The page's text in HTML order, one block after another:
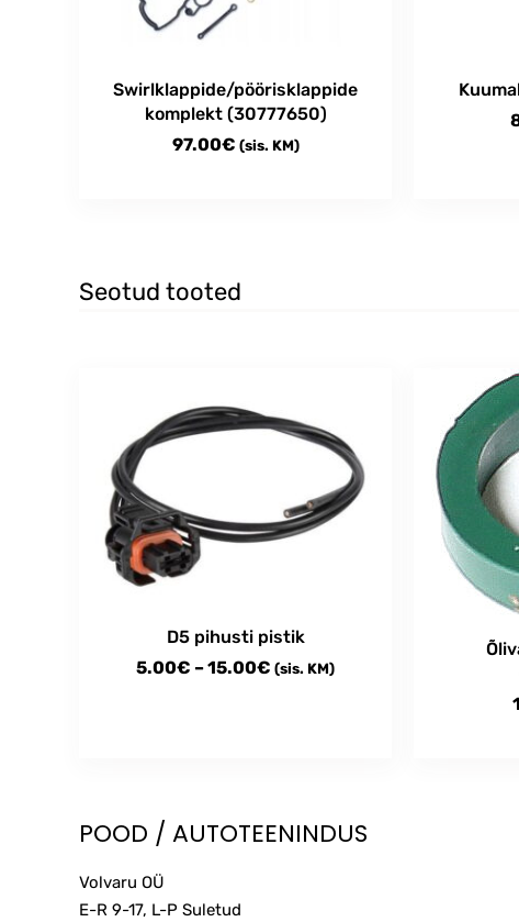
Swirlklappide/pöörisklappide
komplekt (30777650)
97.00€ (sis. KM)
Seotud tooted
D5 pihusti pistik
5.00€ –15.00€ Price
(sis. KM)
multiple
variants.
options
may
POOD / AUTOTEENINDUS
Volvaru OÜ
E-R 9-17, L-P Suletud